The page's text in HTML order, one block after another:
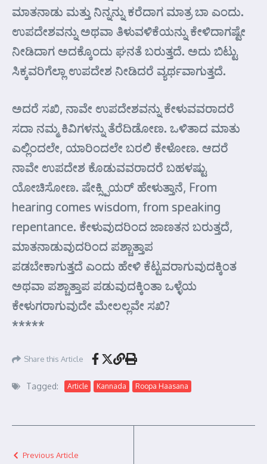
ಮಾತನಾಡು ಮತ್ತು ನಿನ್ನನ್ನು ಕರೆದಾಗ ಮಾತ್ರ ಬಾ ಎಂದು.
ಉಪದೇಶವನ್ನು ಅಥವಾ ತಿಳುವಳಿಕೆಯನ್ನು ಕೇಳಿದಾಗಷ್ಟೇ
ನೀಡಿದಾಗ ಅದಕ್ಕೊಂದು ಘನತೆ ಬರುತ್ತದೆ. ಅದು ಬಿಟ್ಟು
ಸಿಕ್ಕವರಿಗೆಲ್ಲಾ ಉಪದೇಶ ನೀಡಿದರೆ ವ್ಯರ್ಥವಾಗುತ್ತದೆ.
ಅದರೆ ಸಖಿ, ನಾವೇ ಉಪದೇಶವನ್ನು ಕೇಳುವವರಾದರೆ
ಸದಾ ನಮ್ಮ ಕಿವಿಗಳನ್ನು ತೆರೆದಿಡೋಣ. ಒಳಿತಾದ ಮಾತು
ಎಲ್ಲಿಂದಲೇ, ಯಾರಿಂದಲೇ ಬರಲಿ ಕೇಳೋಣ. ಆದರೆ
ನಾವೇ ಉಪದೇಶ ಕೊಡುವವರಾದರೆ ಬಹಳಷ್ಟು
ಯೋಚಿಸೋಣ. ಷೇಕ್ಸ್ಪಿಯರ್ ಹೇಳುತ್ತಾನೆ, From
hearing comes wisdom, from speaking
repentance. ಕೇಳುವುದರಿಂದ ಜಾಣತನ ಬರುತ್ತದೆ,
ಮಾತನಾಡುವುದರಿಂದ ಪಶ್ಚಾತ್ತಾಪ
ಪಡಬೇಕಾಗುತ್ತದೆ ಎಂದು ಹೇಳಿ ಕೆಟ್ಟವರಾಗುವುದಕ್ಕಿಂತ
ಅಥವಾ ಪಶ್ಚಾತ್ತಾಪ ಪಡುವುದಕ್ಕಿಂತಾ ಒಳ್ಳೆಯ
ಕೇಳುಗರಾಗುವುದೇ ಮೇಲಲ್ಲವೇ ಸಖಿ?
*****
Share this Article
Tagged: Article Kannada Roopa Haasana
Previous Article